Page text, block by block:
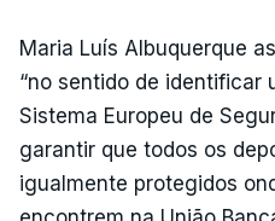
Maria Luís Albuquerque
“no sentido de identificar
Sistema Europeu de
garantir que todos os
igualmente protegidos